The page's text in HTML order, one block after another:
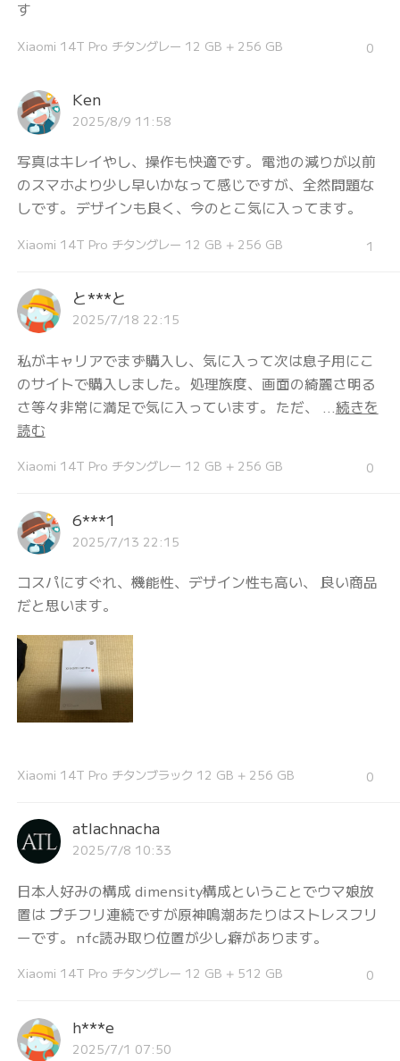
す
Xiaomi 14T Pro チタングレー 12 GB + 256 GB 0
Ken
2025/8/9 11:58
写真はキレイやし、操作も快適です。 電池の減りが以前
のスマホより少し早いかなって感じですが、全然問題な
しです。 デザインも良く、今のとこ気に入ってます。
Xiaomi 14T Pro チタングレー 12 GB + 256 GB 1
と***と
2025/7/18 22:15
私がキャリアでまず購入し、気に入って次は息子用にこ
のサイトで購入しました。 処理族度、画面の綺麗さ明る
さ等々非常に満足で気に入っています。 ただ、 ... 続きを
読む
Xiaomi 14T Pro チタングレー 12 GB + 256 GB 0
6***1
2025/7/13 22:15
コスパにすぐれ、機能性、デザイン性も高い、 良い商品
だと思います。
Xiaomi 14T Pro チタンブラック 12 GB + 256 GB 0
atlachnacha
2025/7/8 10:33
日本人好みの構成 dimensity構成ということでウマ娘放
置は プチフリ連続ですが原神鳴潮あたりはストレスフリ
ーです。 nfc読み取り位置が少し癖があります。
Xiaomi 14T Pro チタングレー 12 GB + 512 GB 0
h***e
2025/7/1 07:50